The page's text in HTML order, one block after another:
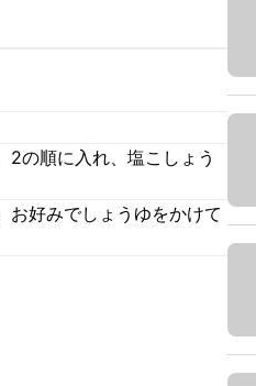
2の順に入れ、塩こしょう
お好みでしょうゆをかけて